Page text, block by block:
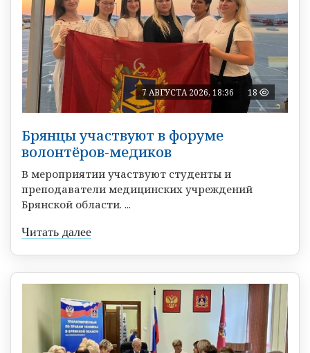
7 АВГУСТА 2026, 18:36 18
Брянцы участвуют в форуме
волонтёров-медиков
В мероприятии участвуют студенты и
преподаватели медицинских учреждений
Брянской области. ...
Читать далее